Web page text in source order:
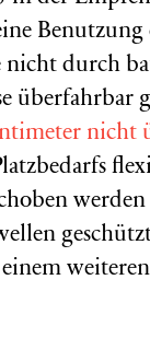
durch
überfahrbar
nicht